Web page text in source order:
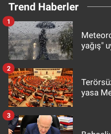
Trend Haberler
yağış"
1
yasa
2
3